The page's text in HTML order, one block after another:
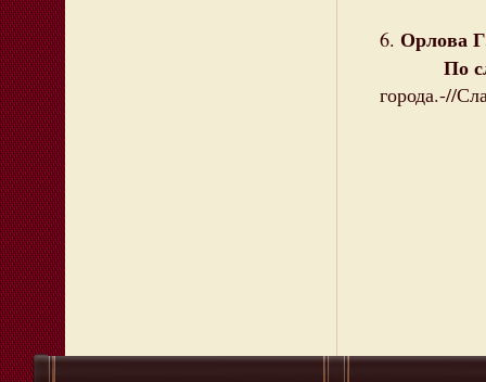
6. Орлова
По
города.-//